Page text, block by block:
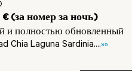
(за номер за ночь)
и полностью обновленный
Chia Laguna Sardinia....»»